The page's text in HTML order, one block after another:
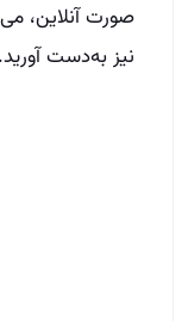
صورت آنلاین،
نیز به‌دست آورید.